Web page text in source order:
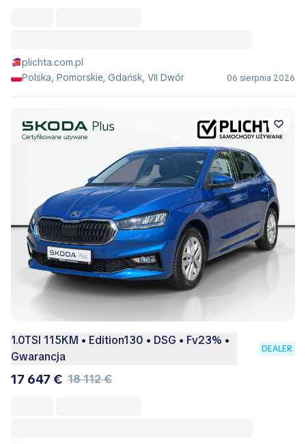
plichta.com.pl
Polska, Pomorskie, Gdańsk, VII Dwór
06 sierpnia 2026
1.0TSI 115KM • Edition130 • DSG • Fv23% •
Gwarancja
DEALER
17 647 € 18 112 €